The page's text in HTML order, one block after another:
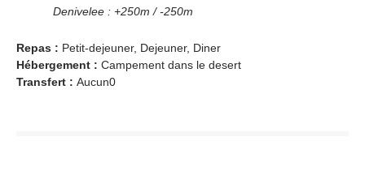
Denivelee : +250m / -250m
Repas : Petit-dejeuner, Dejeuner, Diner
Hébergement : Campement dans le desert
Transfert : Aucun0